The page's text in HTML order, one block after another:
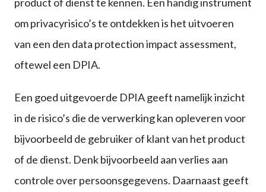
product of dienst te kennen. Een handig instrument
om privacyrisico’s te ontdekken is het uitvoeren
van een den data protection impact assessment,
oftewel een DPIA.
Een goed uitgevoerde DPIA geeft namelijk inzicht
in de risico’s die de verwerking kan opleveren voor
bijvoorbeeld de gebruiker of klant van het product
of de dienst. Denk bijvoorbeeld aan verlies aan
controle over persoonsgegevens. Daarnaast geeft